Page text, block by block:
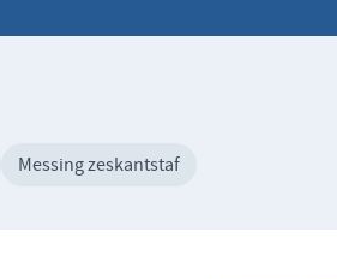
Messing zeskantstaf